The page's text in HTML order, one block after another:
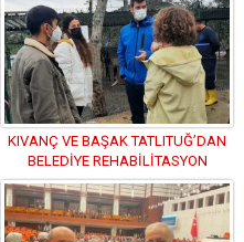
KIVANÇ VE BAŞAK TATLITUĞ’DAN
BELEDİYE REHABİLİTASYON
MERKEZİ’NE ZİYARET